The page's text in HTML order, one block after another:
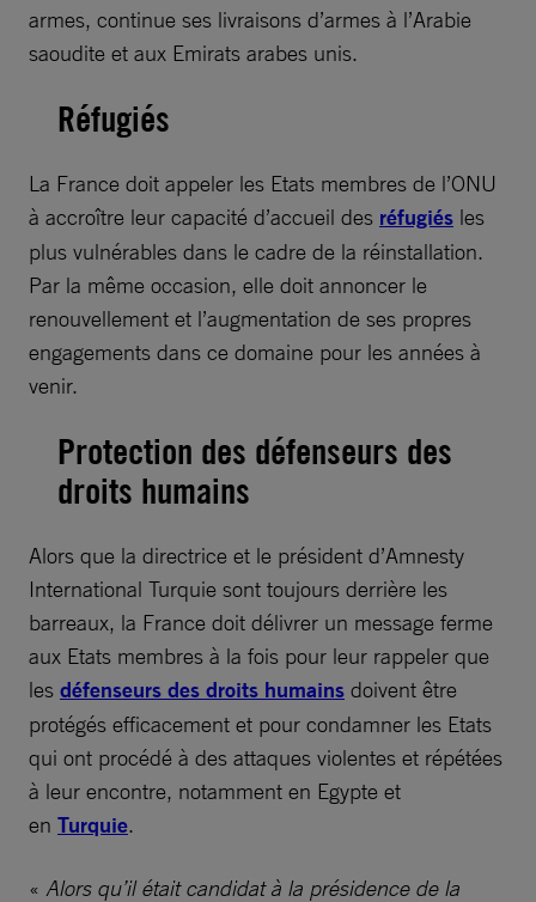
armes, continue ses livraisons d’armes à l’Arabie
saoudite et aux Emirats arabes unis.
Réfugiés
La France doit appeler les Etats membres de l’ONU
à accroître leur capacité d’accueil des réfugiés les
plus vulnérables dans le cadre de la réinstallation.
Par la même occasion, elle doit annoncer le
renouvellement et l’augmentation de ses propres
engagements dans ce domaine pour les années à
venir.
Protection des défenseurs des
droits humains
Alors que la directrice et le président d’Amnesty
International Turquie sont toujours derrière les
barreaux, la France doit délivrer un message ferme
aux Etats membres à la fois pour leur rappeler que
les défenseurs des droits humains doivent être
protégés efficacement et pour condamner les Etats
qui ont procédé à des attaques violentes et répétées
à leur encontre, notamment en Egypte et
en Turquie.
« Alors qu’il était candidat à la présidence de la